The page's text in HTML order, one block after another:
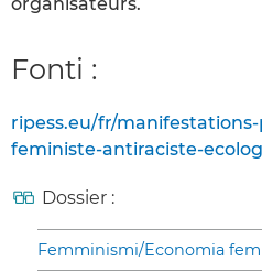
Fonti :
ripess.eu/fr/
feministe-antiraciste-
Dossier :
Femminismi/Economia